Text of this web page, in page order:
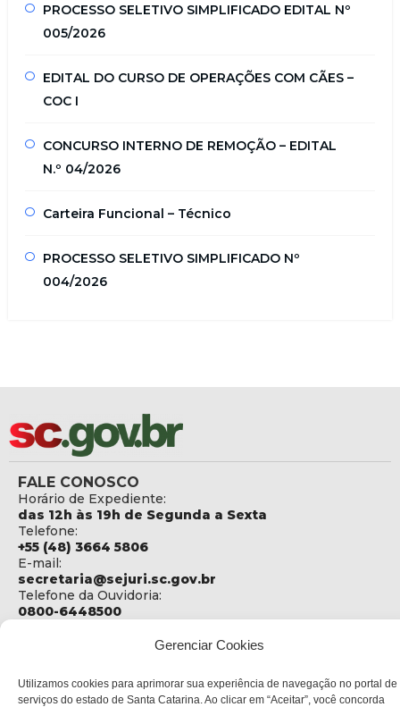
Gerenciar Cookies
Utilizamos cookies para aprimorar sua experiência de navegação no portal de
serviços do estado de Santa Catarina. Ao clicar em “Aceitar”, você concorda
PROCESSO SELETIVO SIMPLIFICADO EDITAL Nº
005/2026
EDITAL DO CURSO DE OPERAÇÕES COM CÃES –
COC I
CONCURSO INTERNO DE REMOÇÃO – EDITAL
N.º 04/2026
Carteira Funcional – Técnico
PROCESSO SELETIVO SIMPLIFICADO Nº
004/2026
FALE CONOSCO
Horário de Expediente:
das 12h às 19h de Segunda a Sexta
Telefone:
+55 (48) 3664 5806
E-mail:
secretaria@sejuri.sc.gov.br
Telefone da Ouvidoria:
0800-6448500
Social